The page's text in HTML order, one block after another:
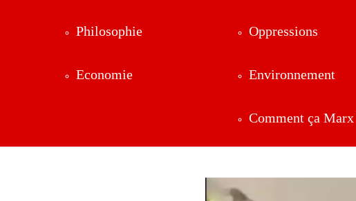
Philosophie
Economie
Oppressions
Environnement
Comment ça Marx